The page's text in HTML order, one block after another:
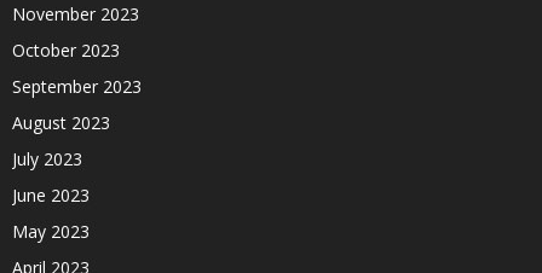
November 2023
October 2023
September 2023
August 2023
July 2023
June 2023
May 2023
April 2023